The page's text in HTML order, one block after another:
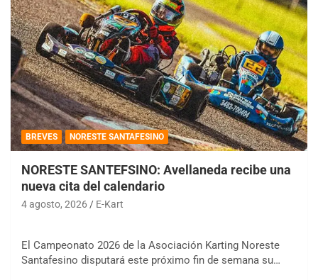
BREVES NORESTE SANTAFESINO
NORESTE SANTEFSINO: Avellaneda recibe una
nueva cita del calendario
4 agosto, 2026 E-Kart
El Campeonato 2026 de la Asociación Karting Noreste
Santafesino disputará este próximo fin de semana su…